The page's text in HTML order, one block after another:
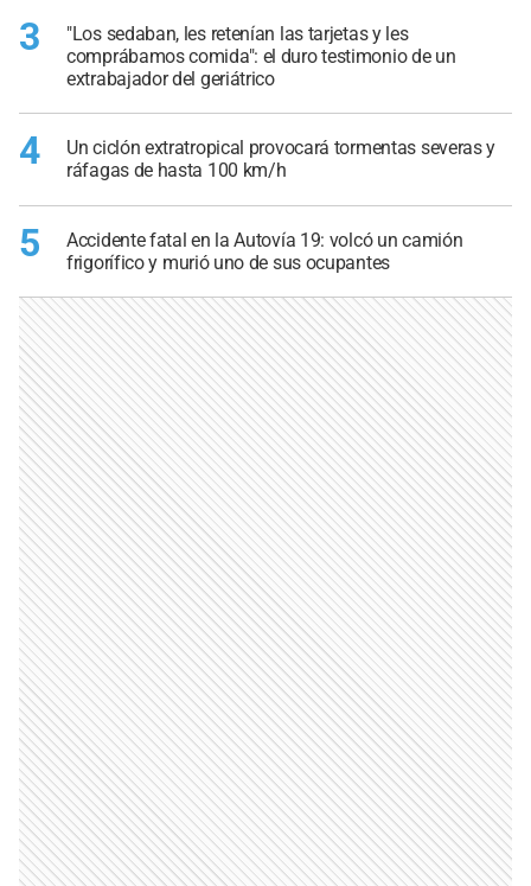
3
"Los sedaban, les retenían las tarjetas y les
comprábamos comida": el duro testimonio de un
extrabajador del geriátrico
4
Un ciclón extratropical provocará tormentas severas y
ráfagas de hasta 100 km/h
5
Accidente fatal en la Autovía 19: volcó un camión
frigorífico y murió uno de sus ocupantes